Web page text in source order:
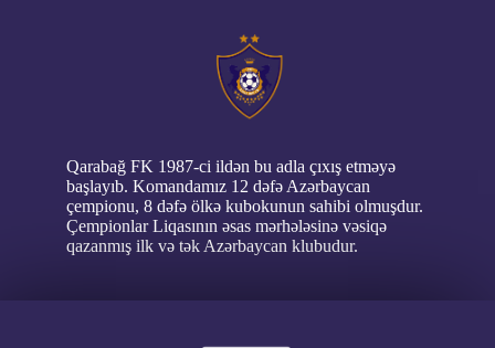
Qarabağ FK 1987-ci ildən bu adla çıxış etməyə
başlayıb. Komandamız 12 dəfə Azərbaycan
çempionu, 8 dəfə ölkə kubokunun sahibi olmuşdur.
Çempionlar Liqasının əsas mərhələsinə vəsiqə
qazanmış ilk və tək Azərbaycan klubudur.